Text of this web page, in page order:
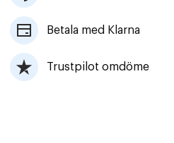
Betala med Klarna
Trustpilot omdöme